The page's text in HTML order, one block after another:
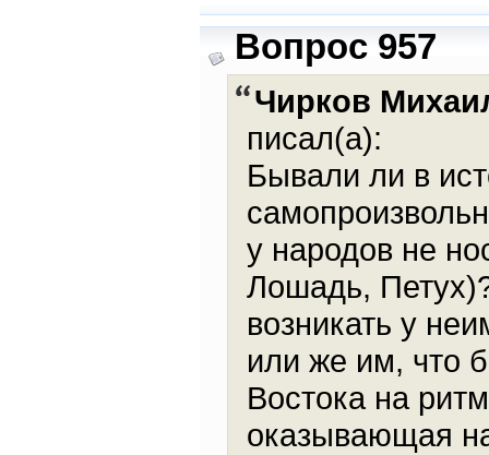
Вопрос 957
Чирков
писал(а):
Бывали ли в
у народов не
Лошадь,
возникать у
или же им, что
Востока на
оказывающая